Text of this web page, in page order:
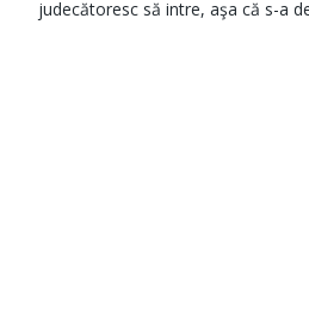
judecătoresc să intre, aşa că s-a